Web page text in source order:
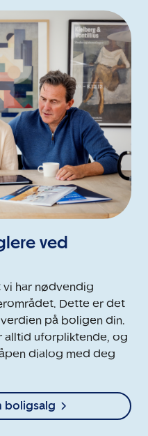
ved
har nødvendig
Dette er det
på boligen din.
alltid uforpliktende, og
dialog med deg
boligsalg